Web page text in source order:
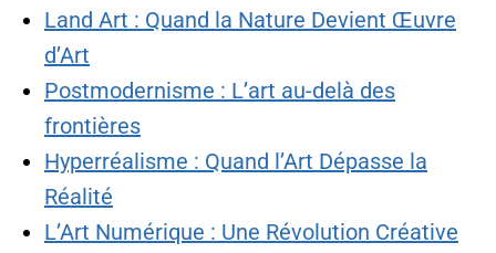
Land Art : Quand la Nature Devient Œuvre
d’Art
Postmodernisme : L’art au-delà des
frontières
Hyperréalisme : Quand l’Art Dépasse la
Réalité
L’Art Numérique : Une Révolution Créative